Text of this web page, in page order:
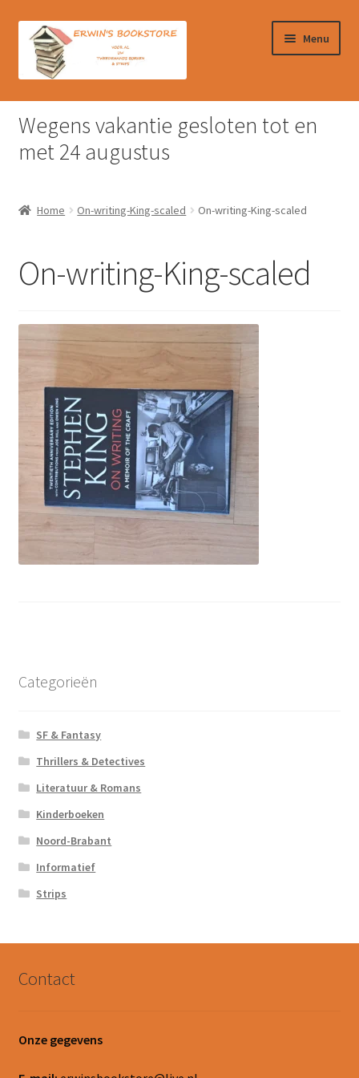
door
naar
naar
Menu
Home
Afrekenen
Verzendkosten & Ophalen boeken
Wegens vakantie gesloten tot en
met 24 augustus
Home On-writing-King-scaled On-writing-King-scaled
On-writing-King-scaled
Categorieën
SF & Fantasy
Thrillers & Detectives
Literatuur & Romans
Kinderboeken
Noord-Brabant
Informatief
Strips
Contact
Onze gegevens